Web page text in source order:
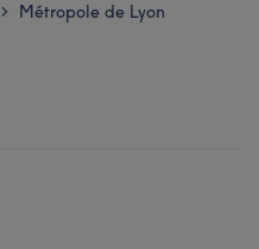
> Métropole de Lyon